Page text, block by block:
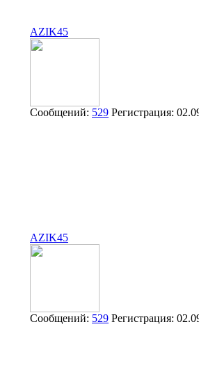
AZIK45
Сообщений: 529 Регистрация:
AZIK45
Сообщений: 529 Регистрация: